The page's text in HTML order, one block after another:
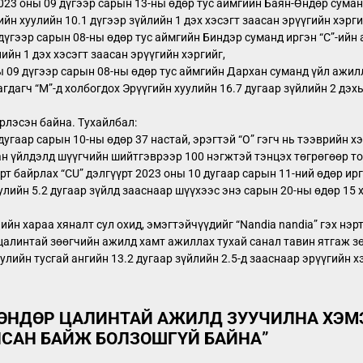
оны 09 дүгээр сарын 13-ны өдөр тус аймгийн Баян-Өндөр
хуулийн 10.1 дүгээр зүйлийн 1 дэх хэсэгт заасан эрүүгийн
сарын 08-ны өдөр тус аймгийн Биндэр суманд иргэн “С”-ийн
1 дэх хэсэгт заасан эрүүгийн хэргийг,
дүгээр сарын 08-ны өдөр тус аймгийн Дархан суманд үйл
“М”-д холбогдох Эрүүгийн хуулийн 16.7 дугаар зүйлийн 2
байна. Тухайлбал:
сарын 10-ны өдөр 37 настай, эрэгтэй “О” гэгч нь
шүүгчийн шийтгэврээр 100 нэгжтэй тэнцэх төгрөгөөр
байрлах “CU” дэлгүүрт 2023 оны 10 дугаар сарын 11-ний өдөр
5.2 дугаар зүйлд зааснаар шүүхээс энэ сарын 20-ны өдөр 15
хараа хяналт сул охид, эмэгтэйчүүдийг “Nandia nandia” гэх
зөөгчийн ажилд хамт ажиллах тухай санал тавин ятгаж
тусгай ангийн 13.2 дугаар зүйлийн 2.5-д зааснаар эрүүгийн
ЦАЛИНТАЙ АЖИЛД ЗУУЧИЛНА
БАЙЖ БОЛЗОШГҮЙ БАЙНА”